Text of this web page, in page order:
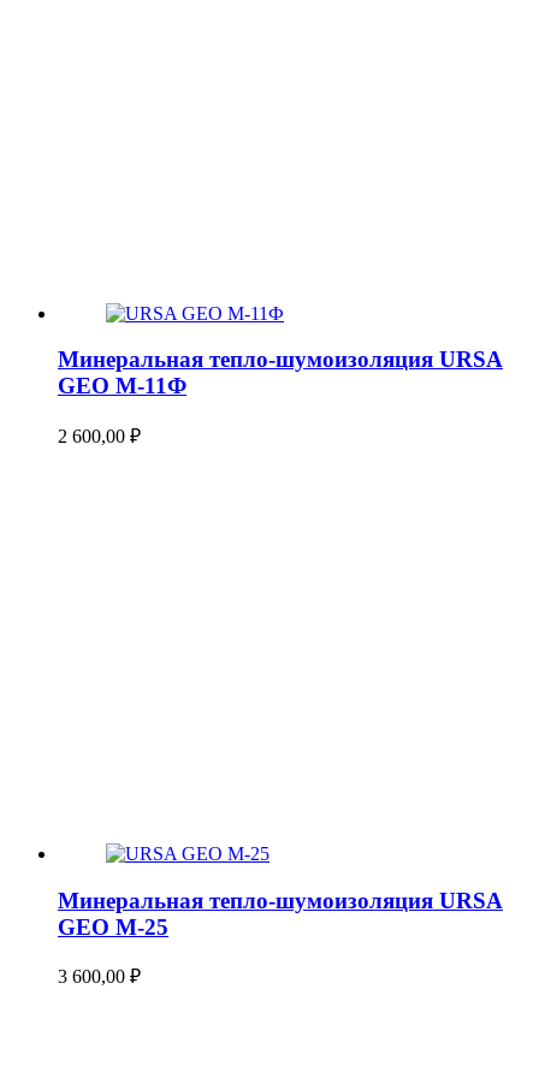
Минеральная тепло-шумоизоляция URSA
GEO М-11Ф
2 600,00 ₽
Минеральная тепло-шумоизоляция URSA
GEO М-25
3 600,00 ₽